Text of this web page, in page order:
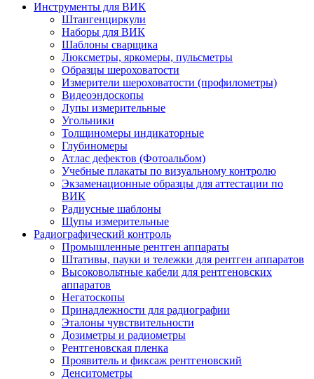
Инструменты для ВИК
Штангенциркули
Наборы для ВИК
Шаблоны сварщика
Люксметры, яркомеры, пульсметры
Образцы шероховатости
Измерители шероховатости (профилометры)
Видеоэндоскопы
Лупы измерительные
Угольники
Толщиномеры индикаторные
Глубиномеры
Атлас дефектов (Фотоальбом)
Учебные плакаты по визуальному контролю
Экзаменационные образцы для аттестации по
ВИК
Радиусные шаблоны
Щупы измерительные
Радиографический контроль
Промышленные рентген аппараты
Штативы, пауки и тележки для рентген аппаратов
Высоковольтные кабели для рентгеновских
аппаратов
Негатоскопы
Принадлежности для радиографии
Эталоны чувствительности
Дозиметры и радиометры
Рентгеновская пленка
Проявитель и фиксаж рентгеновский
Денситометры